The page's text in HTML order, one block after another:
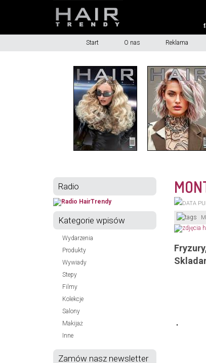
Start O nas Reklama
Radio
Kategorie wpisów
Wydarzenia
Produkty
Wywiady
Stepy
Filmy
Kolekcje
Salony
Makijaż
Inne
Zamów nasz newsletter